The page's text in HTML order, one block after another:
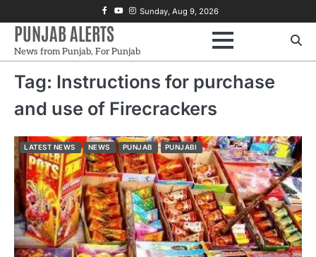
to
content
Facebook
Youtube
Instagram
Sunday, Aug 9, 2026
PUNJAB ALERTS
News from Punjab, For Punjab
Tag: Instructions for purchase
and use of Firecrackers
LATEST NEWS NEWS PUNJAB PUNJABI